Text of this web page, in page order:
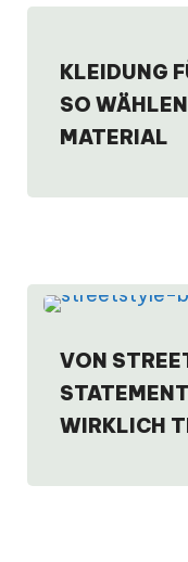
KLEIDUNG
SO
MATERIAL
VON
WIRKLICH